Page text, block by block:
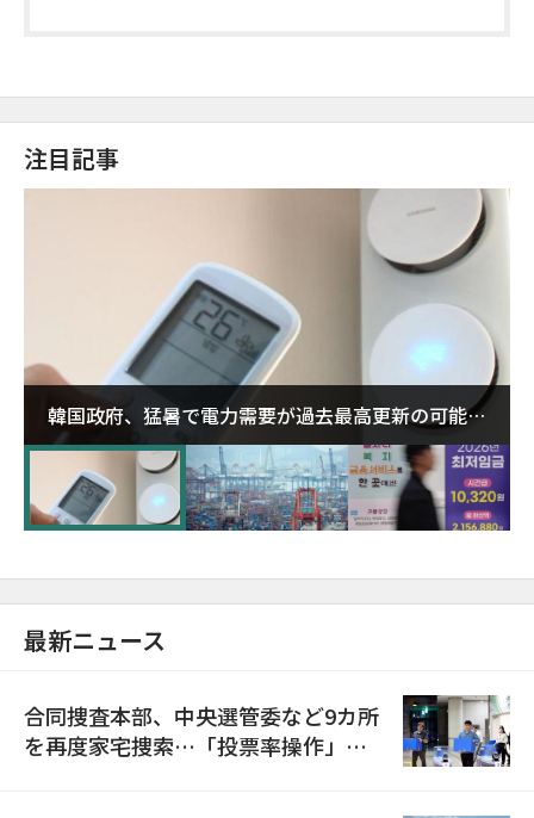
注目記事
韓国政府、猛暑で電力需要が過去最高更新の可能性
に需給対応体制を点検
最新ニュース
合同捜査本部、中央選管委など9カ所
を再度家宅捜索…「投票率操作」の